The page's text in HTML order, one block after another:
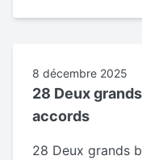
8 décembre 2025
28 Deux
accords
28 Deux grands